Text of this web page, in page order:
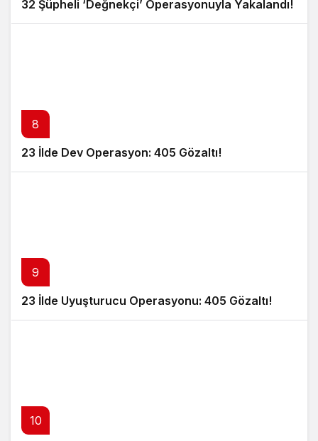
32 Şüpheli ‘Değnekçi’ Operasyonuyla Yakalandı!
8
23 İlde Dev Operasyon: 405 Gözaltı!
9
23 İlde Uyuşturucu Operasyonu: 405 Gözaltı!
10